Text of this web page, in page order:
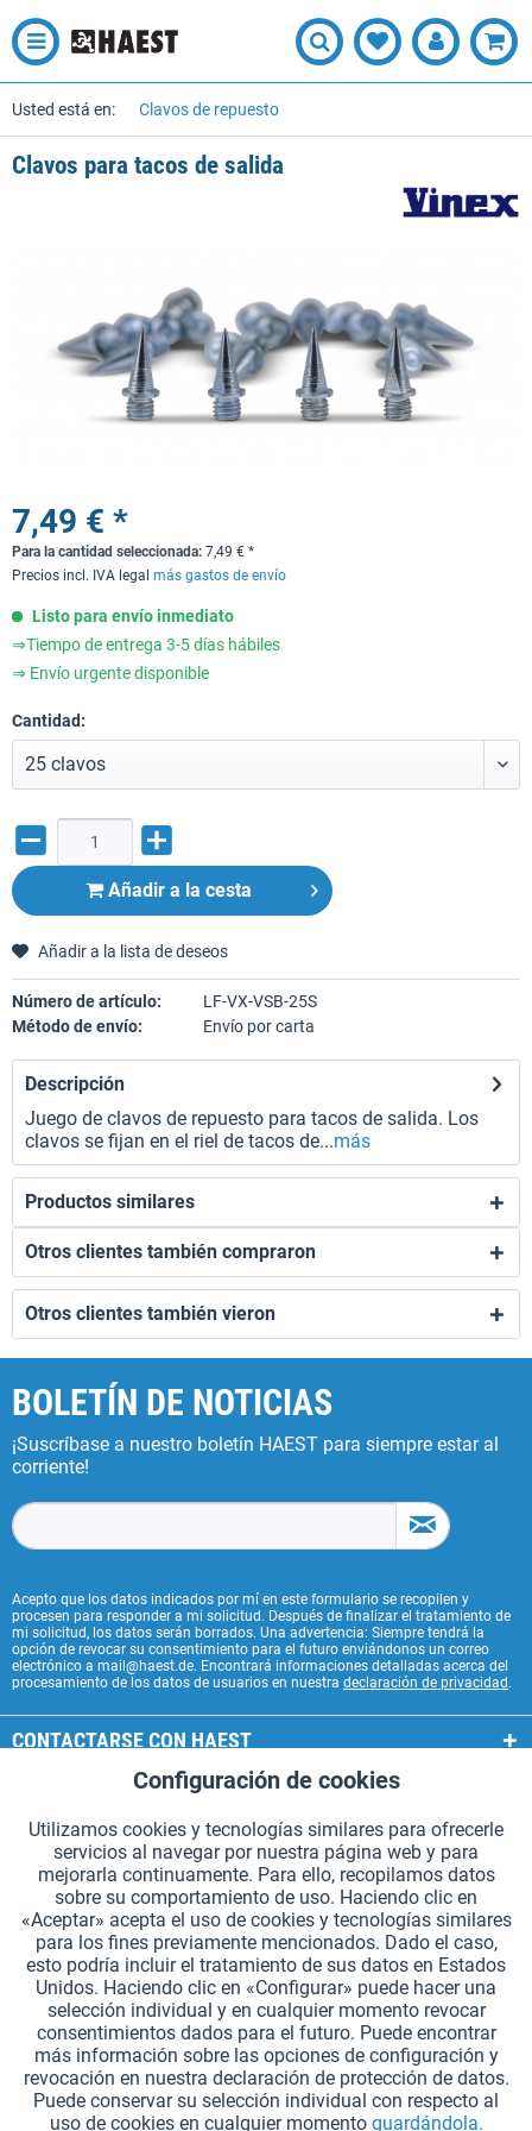
Usted está en: Clavos de repuesto
Clavos para tacos de salida
7,49 € *
Para la cantidad seleccionada: 7,49 € *
Precios incl. IVA legal más gastos de envío
Listo para envío inmediato
⇒Tiempo de entrega 3-5 días hábiles
⇒ Envío urgente disponible
Cantidad:
Añadir a la cesta
Añadir a la lista de deseos
Número de artículo:
LF-VX-VSB-25S
Método de envío:
Envío por carta
Descripción
Juego de clavos de repuesto para tacos de salida. Los
clavos se fijan en el riel de tacos de...más
Productos similares
Otros clientes también compraron
Otros clientes también vieron
BOLETÍN DE NOTICIAS
¡Suscríbase a nuestro boletín HAEST para siempre estar al
corriente!
Acepto que los datos indicados por mí en este formulario se recopilen y
procesen para responder a mi solicitud. Después de finalizar el tratamiento de
mi solicitud, los datos serán borrados. Una advertencia: Siempre tendrá la
opción de revocar su consentimiento para el futuro enviándonos un correo
electrónico a mail@haest.de. Encontrará informaciones detalladas acerca del
procesamiento de los datos de usuarios en nuestra declaración de privacidad .
CONTACTARSE CON HAEST
SERVICIOS HAEST
INFORMACIÓN GENERAL
MODOS DE PAGO
*Todos los precios incluyen IVA. Se añaden los gastos de envío..
Configuración de cookies Solicitar catálogos (en alemán)
Grabados láser en testigos Boletín ¿Quiénes somos? Ayuda
Contacto Envío y pago Devolución y reembolso
Derecho de revocación Protección de datos
Funcionales Aktiv
Seguimiento Aktiv
Configuración de cookies
Utilizamos cookies y tecnologías similares para ofrecerle
servicios al navegar por nuestra página web y para
mejorarla continuamente. Para ello, recopilamos datos
sobre su comportamiento de uso. Haciendo clic en
«Aceptar» acepta el uso de cookies y tecnologías similares
para los fines previamente mencionados. Dado el caso,
esto podría incluir el tratamiento de sus datos en Estados
Unidos. Haciendo clic en «Configurar» puede hacer una
selección individual y en cualquier momento revocar
consentimientos dados para el futuro. Puede encontrar
más información sobre las opciones de configuración y
revocación en nuestra declaración de protección de datos.
Puede conservar su selección individual con respecto al
uso de cookies en cualquier momento guardándola.